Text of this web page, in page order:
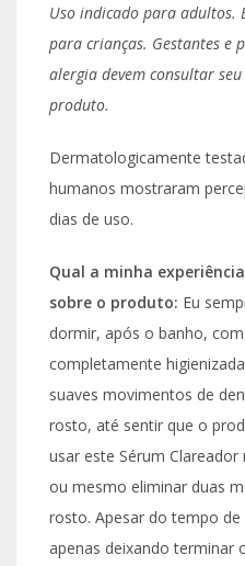
Uso indicado para adultos.
para crianças. Gestantes e
alergia devem consultar
produto.
Dermatologicamente
humanos mostraram
dias de uso.
Qual a minha
sobre o produto: Eu
dormir, após o banho,
completamente
suaves movimentos de
rosto, até sentir que o
usar este Sérum
ou mesmo eliminar duas
rosto. Apesar do tempo
apenas deixando terminar